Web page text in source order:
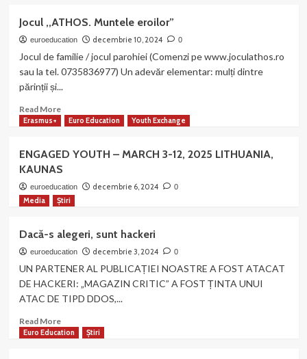
noastră
a
publicat
numărul
al
GORJUL
Jocul ,,ATHOS. Muntele eroilor”
euroeducation decembrie 10, 2024 0
Jocul de familie / jocul parohiei (Comenzi pe www.joculathos.ro
sau la tel. 0735836977) Un adevăr elementar: mulți dintre
părinții și...
Read MoreRead
more
,,ATHOS.
Muntele
eroilor”
Erasmus+ Euro Education Youth Exchange
ENGAGED YOUTH – MARCH 3-12, 2025 LITHUANIA,
KAUNAS
euroeducation decembrie 6, 2024 0
Media Știri
Dacă-s alegeri, sunt hackeri
euroeducation decembrie 3, 2024 0
UN PARTENER AL PUBLICAȚIEI NOASTRE A FOST ATACAT
DE HACKERI: „MAGAZIN CRITIC” A FOST ȚINTA UNUI
ATAC DE TIPD DDOS,...
Read MoreRead
more
Euro Education Știri